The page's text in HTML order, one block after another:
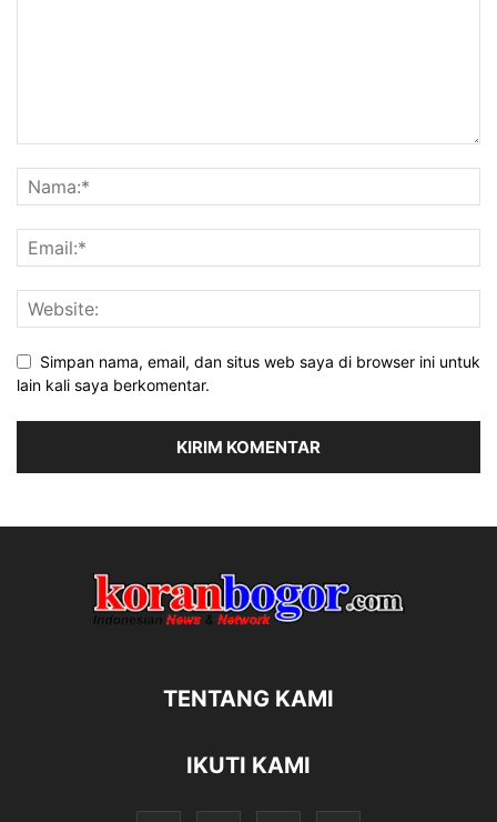
Simpan nama, email, dan situs web saya di browser ini untuk
lain kali saya berkomentar.
TENTANG KAMI
IKUTI KAMI